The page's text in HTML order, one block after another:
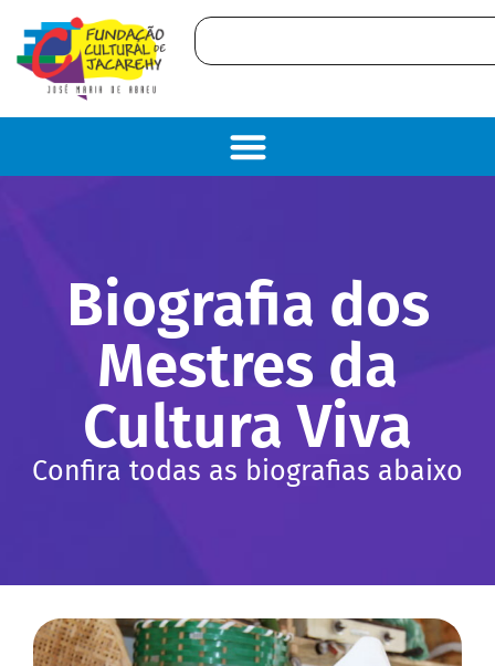
Biografia dos
Mestres da
Cultura Viva
Confira todas as biografias abaixo